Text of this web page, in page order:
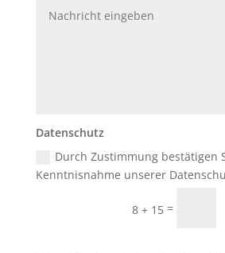
Datenschutz
Durch Zustimmung bestätigen
Kenntnisnahme unserer
8 + 15 =